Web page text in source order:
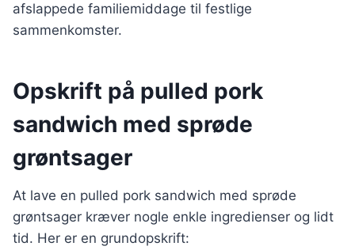
afslappede familiemiddage til festlige
sammenkomster.
Opskrift på pulled pork
sandwich med sprøde
grøntsager
At lave en pulled pork sandwich med sprøde
grøntsager kræver nogle enkle ingredienser og lidt
tid. Her er en grundopskrift: